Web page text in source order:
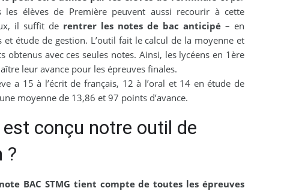
les élèves de Première peuvent aussi recourir à cette
il suffit de rentrer les notes de bac anticipé – en
et étude de gestion. L’outil fait le calcul de la moyenne et
obtenus avec ces seules notes. Ainsi, les lycéens en 1ère
leur avance pour les épreuves finales.
a 15 à l’écrit de français, 12 à l’oral et 14 en étude de
moyenne de 13,86 et 97 points d’avance.
conçu notre outil de
?
BAC STMG tient compte de toutes les épreuves